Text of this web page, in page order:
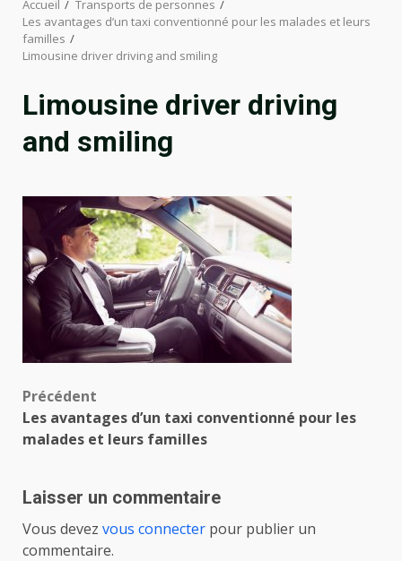
Accueil
Transports de personnes
Les avantages d’un taxi conventionné pour les malades et leurs
familles
Limousine driver driving and smiling
Limousine driver driving
and smiling
Navigation
d’article
Précédent
Les avantages d’un taxi conventionné pour les
malades et leurs familles
Laisser un commentaire
Vous devez vous connecter pour publier un
commentaire.